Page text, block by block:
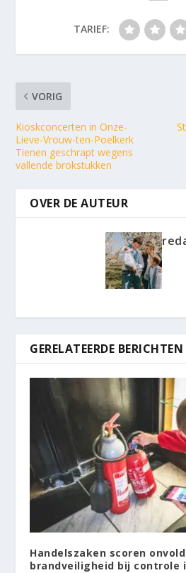
TARIEF:
VORIG
Kioskconcerten in Onze-
Lieve-Vrouw-ten-Poelkerk
Tienen geschrapt wegens
vallende brokstukken
OVER DE AUTEUR
GERELATEERDE BERICHTEN
Handelszaken scoren
brandveiligheid bij controle